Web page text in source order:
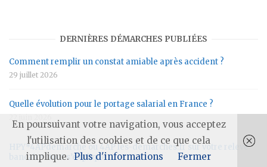
DERNIÈRES DÉMARCHES PUBLIÉES
Comment remplir un constat amiable après accident ?
29 juillet 2026
Quelle évolution pour le portage salarial en France ?
HPY*4APdemarche ou 4AP les-demarches.fr sur votre relevé
bancaire : tout s’explique
En poursuivant votre navigation, vous acceptez
l'utilisation des cookies et de ce que cela
implique. Plus d'informations Fermer